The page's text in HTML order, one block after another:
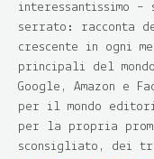
interessantissimo
serrato: racconta
crescente in ogni
principali del
Google, Amazon e
per il mondo
per la propria
sconsigliato, dei